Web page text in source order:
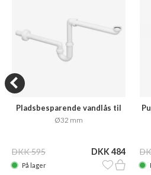
Pladsbesparende vandlås til
badmøbler
Ø32 mm
DKK 595 DKK 484
På lager